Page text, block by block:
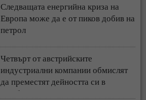
Следващата енергийна криза на
Европа може да е от пиков добив на
петрол
Четвърт от австрийските
индустриални компании обмислят
да преместят дейността си в
чужбина